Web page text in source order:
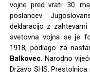
vojne pred vrati. 30.
poslancev
deklaracijo z
svetovna vojna se je
1918, podlago za
Balkovec. Narodno
Državo SHS.